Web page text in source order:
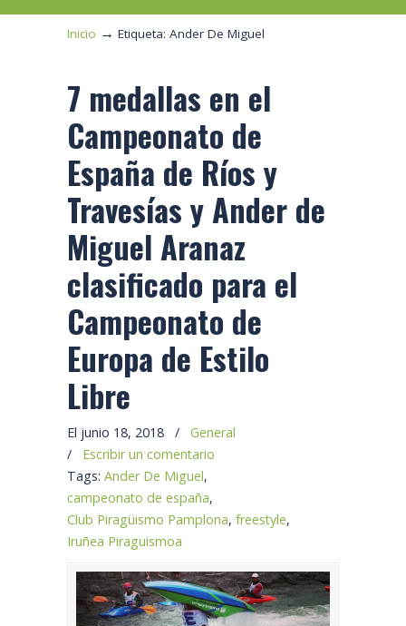
Inicio → Etiqueta: Ander De Miguel
7 medallas en el
Campeonato de
España de Ríos y
Travesías y Ander de
Miguel Aranaz
clasificado para el
Campeonato de
Europa de Estilo
Libre
El junio 18, 2018 /
General
/ Escribir un comentario
Tags: Ander De Miguel,
campeonato de españa,
Club Piragüismo Pamplona, freestyle,
Iruñea Piraguismoa